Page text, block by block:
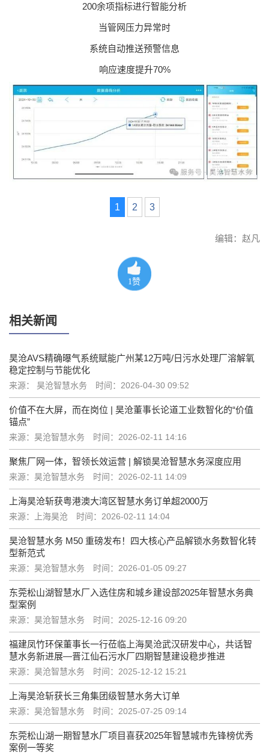
200余项指标进行智能分析
当管网压力异常时
系统自动推送预警信息
响应速度提升70%
1 2 3
编辑：赵凡
1 赞
相关新闻
昊沧AVS精确曝气系统赋能广州某12万吨/日污水处理厂溶解氧
稳定控制与节能优化
来源： 昊沧智慧水务 时间：2026-04-30 09:52
价值不在大屏，而在岗位 | 昊沧董事长论道工业数智化的“价值
锚点”
来源：昊沧智慧水务 时间：2026-02-11 14:16
聚焦厂网一体，智领长效运营 | 解锁昊沧智慧水务深度应用
来源：昊沧智慧水务 时间：2026-02-11 14:09
上海昊沧斩获粤港澳大湾区智慧水务订单超2000万
来源：上海昊沧 时间：2026-02-11 14:04
昊沧智慧水务 M50 重磅发布！四大核心产品解锁水务数智化转
型新范式
来源：昊沧智慧水务 时间：2026-01-05 09:27
东莞松山湖智慧水厂入选住房和城乡建设部2025年智慧水务典
型案例
来源：昊沧智慧水务 时间：2025-12-16 09:20
福建凤竹环保董事长一行莅临上海昊沧武汉研发中心，共话智
慧水务新进展—晋江仙石污水厂四期智慧建设稳步推进
来源：昊沧智慧水务 时间：2025-12-12 15:21
上海昊沧斩获长三角集团级智慧水务大订单
来源：昊沧智慧水务 时间：2025-07-25 09:14
东莞松山湖一期智慧水厂项目喜获2025年智慧城市先锋榜优秀
案例一等奖